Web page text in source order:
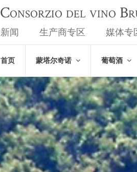
Consorzio del vino
新闻 生产商专区 媒体专
首页 蒙塔尔奇诺 葡萄酒